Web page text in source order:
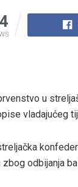
u
vladajućeg
zbog odbijanja